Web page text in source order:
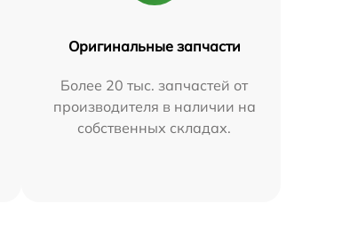
Оригинальные запчасти
Более 20 тыс. запчастей от
производителя в наличии на
собственных складах.